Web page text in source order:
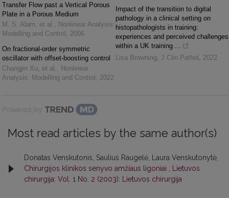
Transfer Flow past a Vertical Porous
Plate in a Porous Medium
M. S. Alam, et al. , Nonlinear Analysis:
Modelling and Control , 2006
On fractional-order symmetric
oscillator with offset-boosting control
Changjin Xu, et al. , Nonlinear
Analysis: Modelling and Control , 2022
Impact of the transition to digital
pathology in a clinical setting on
histopathologists in training:
experiences and perceived challenges
within a UK training ...
Lisa Browning, J Clin Pathol , 2022
Powered by
Most read articles by the same author(s)
Donatas Venskutonis, Saulius Raugelė, Laura Venskutonytė,
Chirurgijos klinikos senyvo amžiaus ligoniai
Lietuvos
chirurgija: Vol. 1 No. 2 (2003): Lietuvos chirurgija